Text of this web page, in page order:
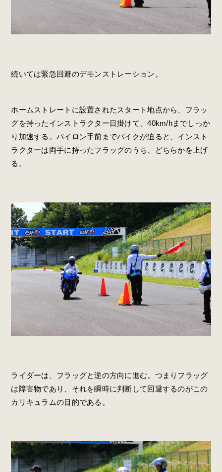
続いては緊急回避のデモンストレーション。
ホームストレートに設置されたスタート地点から、フラッ
グを持ったインストラクター目掛けて、40km/hまでしっか
り加速する。パイロン手前までバイクが迫ると、インスト
ラクターは両手に持ったフラッグのうち、どちらかを上げ
る。
ライダーは、フラッグと逆の方向に進む。つまりフラッグ
は障害物であり、それを瞬時に判断して回避するのがこの
カリキュラムの目的である。